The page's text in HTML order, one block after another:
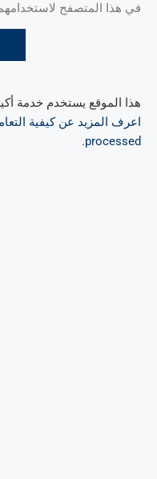
في هذا المتصفح
هذا الموقع يستخدم خدمة
اعرف المزيد عن كيفية
processed
.